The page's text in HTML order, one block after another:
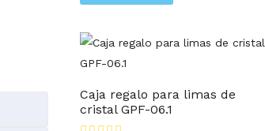
Caja regalo para limas de
cristal GPF-06.1